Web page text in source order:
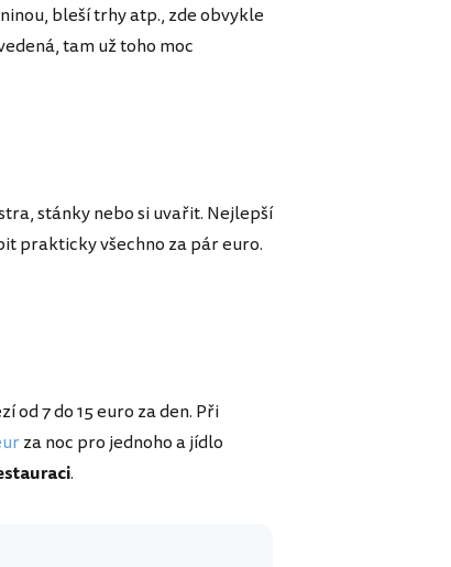
bleší trhy atp., zde obvykle
tam už toho moc
stánky nebo si uvařit. Nejlepší
prakticky všechno za pár euro.
od 7 do 15 euro za den. Při
za noc pro jednoho a jídlo
.